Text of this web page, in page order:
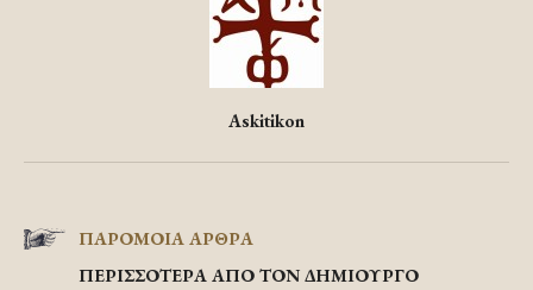
Askitikon
ΠΑΡΟΜΟΙΑ ΑΡΘΡΑ
ΠΕΡΙΣΣΟΤΕΡΑ ΑΠΟ ΤΟΝ ΔΗΜΙΟΥΡΓΟ